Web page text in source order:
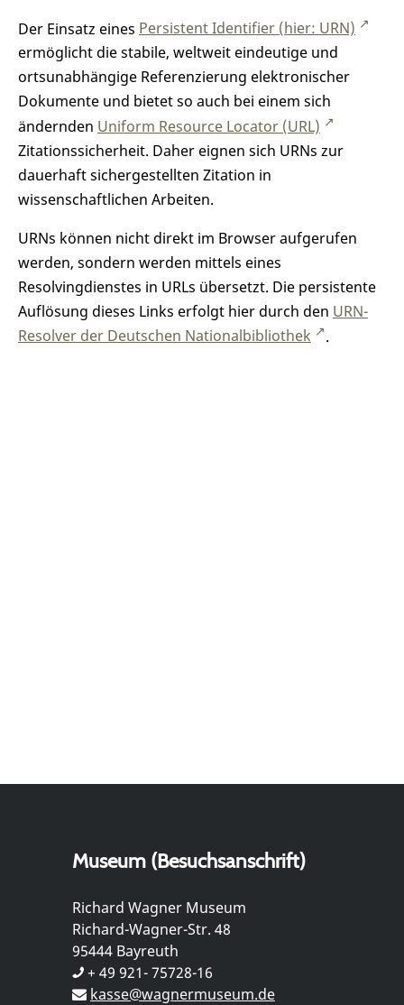
Der Einsatz eines Persistent Identifier (hier: URN)
ermöglicht die stabile, weltweit eindeutige und
ortsunabhängige Referenzierung elektronischer
Dokumente und bietet so auch bei einem sich
ändernden Uniform Resource Locator (URL)
Zitationssicherheit. Daher eignen sich URNs zur
dauerhaft sichergestellten Zitation in
wissenschaftlichen Arbeiten.
URNs können nicht direkt im Browser aufgerufen
werden, sondern werden mittels eines
Resolvingdienstes in URLs übersetzt. Die persistente
Auflösung dieses Links erfolgt hier durch den URN-
Resolver der Deutschen Nationalbibliothek
.
Museum (Besuchsanschrift)
Richard Wagner Museum
Richard-Wagner-Str. 48
95444 Bayreuth
+ 49 921- 75728-16
kasse@wagnermuseum.de